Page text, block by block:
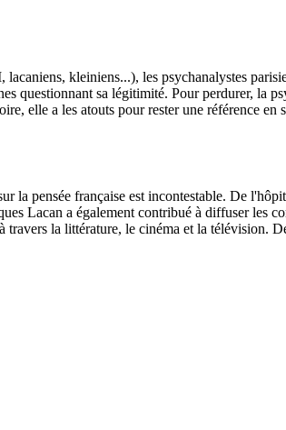
kleiniens...), les psychanalystes
questionnant sa légitimité. Pour perdurer, la
elle a les atouts pour rester une référence en
la pensée française est incontestable. De
Lacan a également contribué à diffuser les
la littérature, le cinéma et la télévision.